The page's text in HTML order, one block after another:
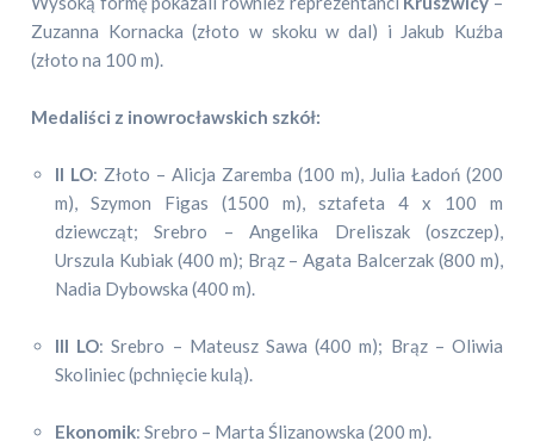
Zuzanna Kornacka (złoto w skoku w dal) i Jakub Kuźba
(złoto na 100 m).
Medaliści z inowrocławskich szkół:
II LO: Złoto – Alicja Zaremba (100 m), Julia Ładoń (200
m), Szymon Figas (1500 m), sztafeta 4 x 100 m
dziewcząt; Srebro – Angelika Dreliszak (oszczep),
Urszula Kubiak (400 m); Brąz – Agata Balcerzak (800 m),
Nadia Dybowska (400 m).
III LO: Srebro – Mateusz Sawa (400 m); Brąz – Oliwia
Skoliniec (pchnięcie kulą).
Ekonomik: Srebro – Marta Ślizanowska (200 m).